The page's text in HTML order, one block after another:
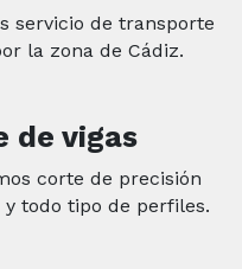
servicio de transporte
la zona de Cádiz.
de vigas
corte de precisión
y todo tipo de perfiles.